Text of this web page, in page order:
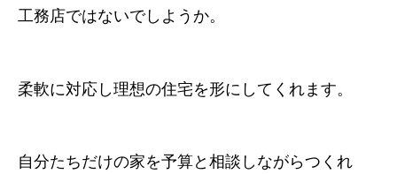
工務店ではないでしようか。
柔軟に対応し理想の住宅を形にしてくれます。
自分たちだけの家を予算と相談しながらつくれ